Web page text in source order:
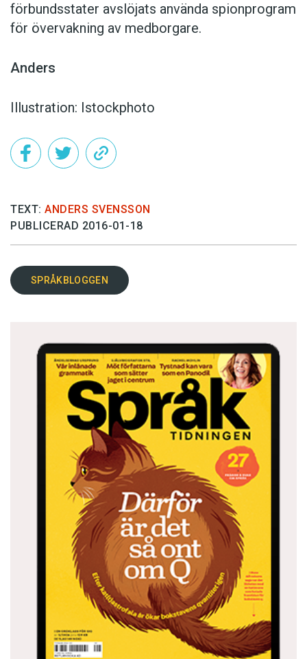
förbundsstater avslöjats använda spionprogram
för övervakning av medborgare.
Anders
Illustration: Istockphoto
TEXT: ANDERS SVENSSON
PUBLICERAD 2016-01-18
SPRÅKBLOGGEN